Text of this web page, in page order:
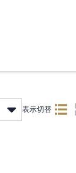
表示切替